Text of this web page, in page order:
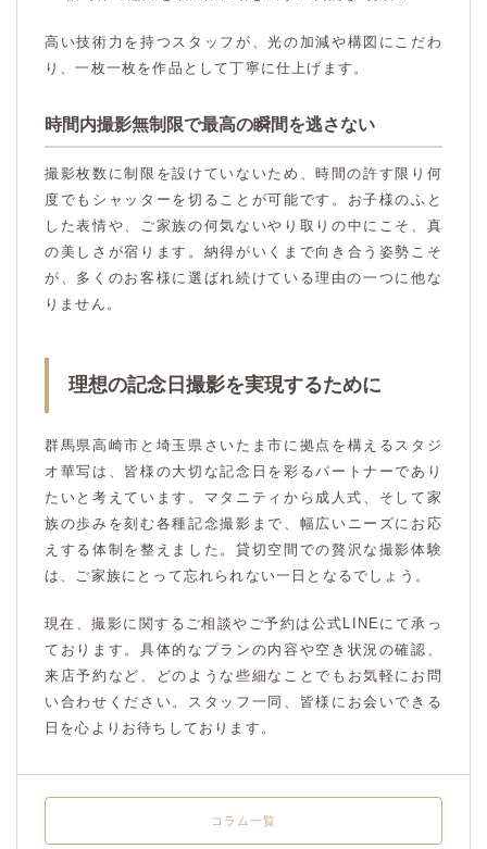
高い技術力を持つスタッフが、光の加減や構図にこだわ
り、一枚一枚を作品として丁寧に仕上げます。
時間内撮影無制限で最高の瞬間を逃さない
撮影枚数に制限を設けていないため、時間の許す限り何
度でもシャッターを切ることが可能です。お子様のふと
した表情や、ご家族の何気ないやり取りの中にこそ、真
の美しさが宿ります。納得がいくまで向き合う姿勢こそ
が、多くのお客様に選ばれ続けている理由の一つに他な
りません。
理想の記念日撮影を実現するために
群馬県高崎市と埼玉県さいたま市に拠点を構えるスタジ
オ華写は、皆様の大切な記念日を彩るパートナーであり
たいと考えています。マタニティから成人式、そして家
族の歩みを刻む各種記念撮影まで、幅広いニーズにお応
えする体制を整えました。貸切空間での贅沢な撮影体験
は、ご家族にとって忘れられない一日となるでしょう。
現在、撮影に関するご相談やご予約は公式LINEにて承っ
ております。具体的なプランの内容や空き状況の確認、
来店予約など、どのような些細なことでもお気軽にお問
い合わせください。スタッフ一同、皆様にお会いできる
日を心よりお待ちしております。
コラム一覧